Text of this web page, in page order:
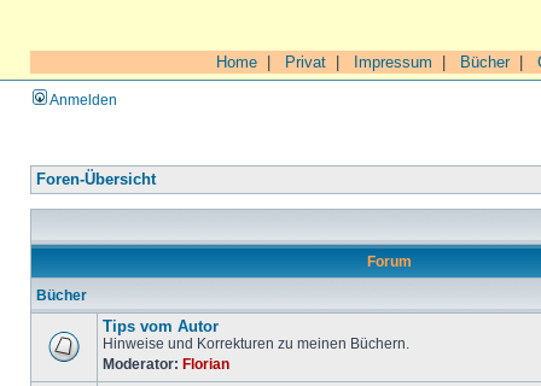
Home Privat Impressum Bücher|
Anmelden
Foren-Übersicht
Forum
Bücher
Tips vom Autor
Hinweise und Korrekturen zu meinen Büchern.
Moderator: Florian